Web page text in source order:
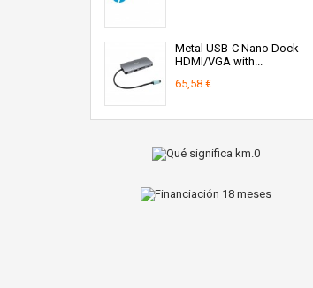
Metal USB-C Nano Dock
HDMI/VGA with...
65,58 €